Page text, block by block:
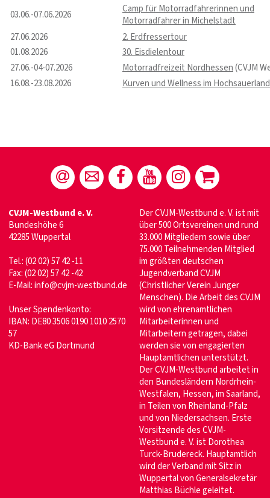
03.06.-07.06.2026
Camp für Motorradfahrerinnen und
Motorradfahrer in Michelstadt
27.06.2026
2. Erdfressertour
01.08.2026
30. Eisdielentour
27.06.-04-07.2026
Motorradfreizeit Nordhessen(CVJM
16.08.-23.08.2026
Kurven und Wellness im Hochsauerland
CVJM-Westbund e. V.
Bundeshöhe 6
42285 Wuppertal
Tel.: (02 02) 57 42 -11
Fax: (02 02) 57 42 -42
E-Mail:info@cvjm-westbund.de
Unser Spendenkonto:
IBAN: DE80 3506 0190 1010 2570
57
KD-Bank eG Dortmund
Der CVJM-Westbund e. V. ist mit
über 500 Ortsvereinen und rund
33.000 Mitgliedern sowie über
75.000 Teilnehmenden Mitglied
im größten deutschen
Jugendverband CVJM
(Christlicher Verein Junger
Menschen). Die Arbeit des CVJM
wird von ehrenamtlichen
Mitarbeiterinnen und
Mitarbeitern getragen, dabei
werden sie von engagierten
Hauptamtlichen unterstützt.
Der CVJM-Westbund arbeitet in
den Bundesländern Nordrhein-
Westfalen, Hessen, im Saarland,
in Teilen von Rheinland-Pfalz
und von Niedersachsen. Erste
Vorsitzende des CVJM-
Westbund e. V. ist Dorothea
Turck-Brudereck. Hauptamtlich
wird der Verband mit Sitz in
Wuppertal von Generalsekretär
Matthias Büchle geleitet.